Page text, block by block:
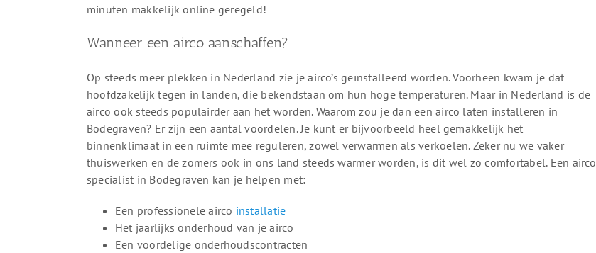
minuten makkelijk online geregeld!
Wanneer een airco aanschaffen?
Op steeds meer plekken in Nederland zie je airco’s geïnstalleerd worden. Voorheen kwam je dat
hoofdzakelijk tegen in landen, die bekendstaan om hun hoge temperaturen. Maar in Nederland is de
airco ook steeds populairder aan het worden. Waarom zou je dan een airco laten installeren in
Bodegraven? Er zijn een aantal voordelen. Je kunt er bijvoorbeeld heel gemakkelijk het
binnenklimaat in een ruimte mee reguleren, zowel verwarmen als verkoelen. Zeker nu we vaker
thuiswerken en de zomers ook in ons land steeds warmer worden, is dit wel zo comfortabel. Een airco
specialist in Bodegraven kan je helpen met:
Een professionele airco installatie
Het jaarlijks onderhoud van je airco
Een voordelige onderhoudscontracten